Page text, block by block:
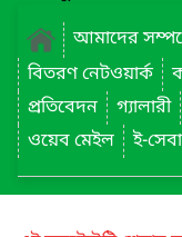
আমাদের
বিতরণ নেটওয়ার্ক
প্রতিবেদন
গ্যালারী
ওয়েব মেইল
ই-সেবা